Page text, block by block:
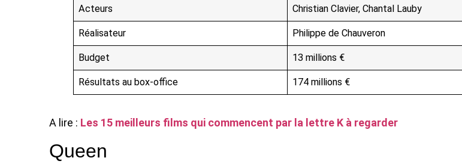
Acteurs Christian Clavier, Chantal Lauby
Réalisateur Philippe de Chauveron
Budget 13 millions €
Résultats au box-office 174 millions €
A lire : Les 15 meilleurs films qui commencent par la lettre K à regarder
Queen